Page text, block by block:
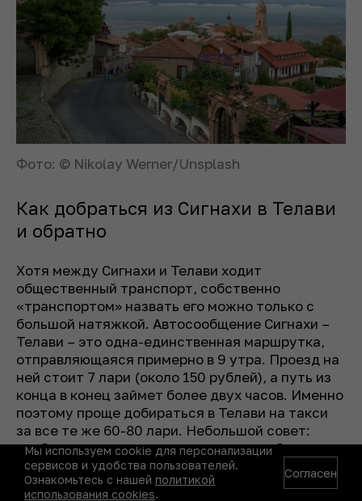
Фото: © Nikolay Werner/Unsplash
Как добраться из Сигнахи в Телави
и обратно
Хотя между Сигнахи и Телави ходит
общественный транспорт, собственно
«транспортом» назвать его можно только с
большой натяжкой. Автосообщение Сигнахи –
Телави – это одна-единственная маршрутка,
отправляющаяся примерно в 9 утра. Проезд на
ней стоит 7 лари (около 150 рублей), а путь из
конца в конец займет более двух часов. Именно
поэтому проще добираться в Телави на такси
за все те же 60-80 лари. Небольшой совет:
чтобы не заплатить за поездку вдвое больше,
ни в коем случае не ловите такси на улице –
просто попросите ваших знакомых заказать
Мы используем cookie для персонализации
сервисов и удобства пользователей.
Ознакомьтесь с нашей политикой
использования cookies.
Согласен